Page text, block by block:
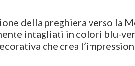
della preghiera verso la
intagliati in colori blu-
che crea